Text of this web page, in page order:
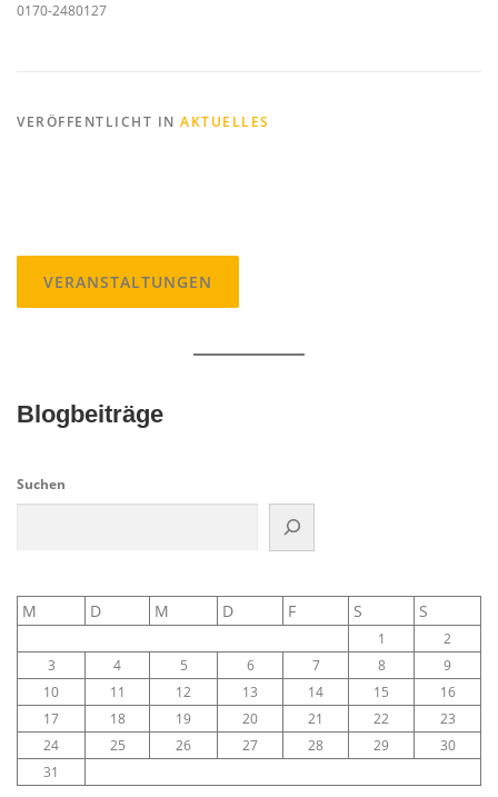
0170-2480127
VERÖFFENTLICHT IN AKTUELLES
VERANSTALTUNGEN
Blogbeiträge
Suchen
M D M D F S S
1
2
3
4 5 6 7 8
9
10
11 12 13 14 15
16
17
18 19 20 21 22
23
24
25 26 27 28 29
30
31